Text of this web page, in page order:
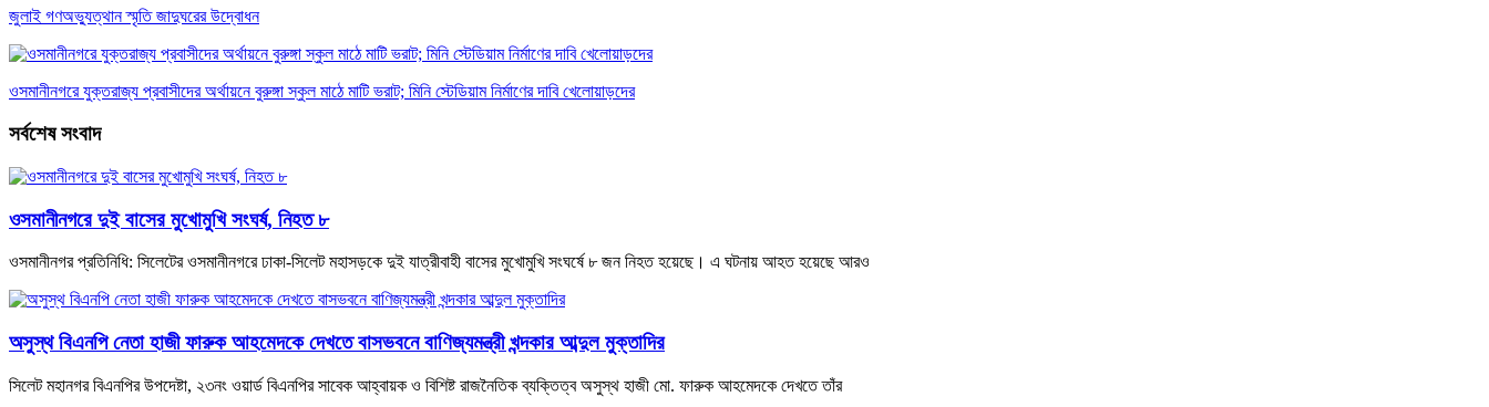
জুলাই গণঅভ্যুত্থান স্মৃতি জাদুঘরের উদ্বোধন
ওসমানীনগরে যুক্তরাজ্য প্রবাসীদের অর্থায়নে বুরুঙ্গা স্কুল মাঠে মাটি ভরাট; মিনি স্টেডিয়াম নির্মাণের দাবি খেলোয়াড়দের
সর্বশেষ সংবাদ
ওসমানীনগরে দুই বাসের মুখোমুখি সংঘর্ষ, নিহত ৮
ওসমানীনগর প্রতিনিধি: সিলেটের ওসমানীনগরে ঢাকা-সিলেট মহাসড়কে দুই যাত্রীবাহী বাসের মুখোমুখি সংঘর্ষে ৮ জন নিহত হয়েছে। এ ঘটনায় আহত হয়েছে আরও
অসুস্থ বিএনপি নেতা হাজী ফারুক আহমেদকে দেখতে বাসভবনে বাণিজ্যমন্ত্রী খন্দকার আব্দুল মুক্তাদির
সিলেট মহানগর বিএনপির উপদেষ্টা, ২৩নং ওয়ার্ড বিএনপির সাবেক আহ্বায়ক ও বিশিষ্ট রাজনৈতিক ব্যক্তিত্ব অসুস্থ হাজী মো. ফারুক আহমেদকে দেখতে তাঁর